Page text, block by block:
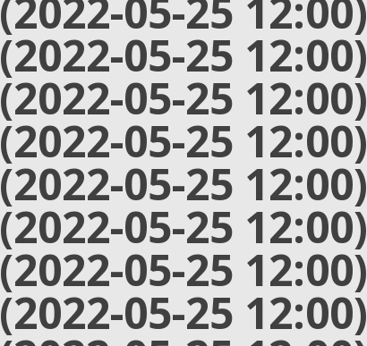
(2022-05-25 12:00)
(2022-05-25 12:00)
(2022-05-25 12:00)
(2022-05-25 12:00)
(2022-05-25 12:00)
(2022-05-25 12:00)
(2022-05-25 12:00)
(2022-05-25 12:00)